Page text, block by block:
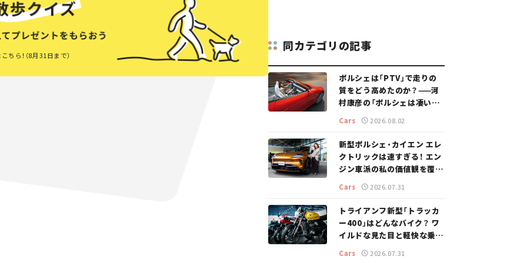
ちら！（8月31日まで）
同カテゴリの記事
ポルシェは「PTV」で走りの
質をどう高めたのか？——河
村康彦の「ポルシェは凄い！」
Cars 2026.08.02
新型ポルシェ・カイエン エレ
クトリックは速すぎる！ エン
ジン車派の私の価値観を覆し
た、新しいポルシェの走り。
Cars 2026.07.31
トライアンフ新型「トラッカ
ー400」はどんなバイク？ ワ
イルドな見た目と軽快な乗り
味を両立した400ccフラット
トラッカー【試乗レビュー】
Cars 2026.07.31